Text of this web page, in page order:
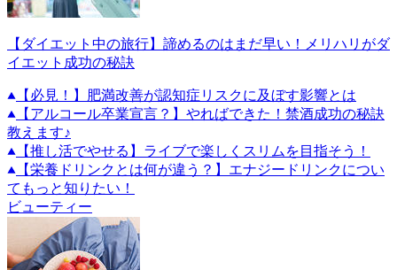
【ダイエット中の旅行】諦めるのはまだ早い！メリハリがダ
イエット成功の秘訣
【必見！】肥満改善が認知症リスクに及ぼす影響とは
【アルコール卒業宣言？】やればできた！禁酒成功の秘訣
教えます♪
【推し活でやせる】ライブで楽しくスリムを目指そう！
【栄養ドリンクとは何が違う？】エナジードリンクについ
てもっと知りたい！
ビューティー